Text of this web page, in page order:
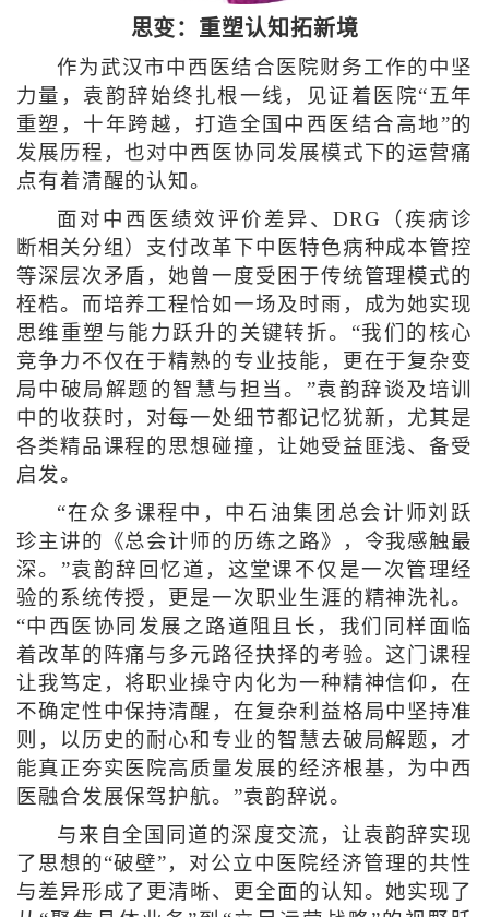
思变：重塑认知拓新境
作为武汉市中西医结合医院财务工作的中坚
力量，袁韵辞始终扎根一线，见证着医院“五年
重塑，十年跨越，打造全国中西医结合高地”的
发展历程，也对中西医协同发展模式下的运营痛
点有着清醒的认知。
面对中西医绩效评价差异、DRG（疾病诊
断相关分组）支付改革下中医特色病种成本管控
等深层次矛盾，她曾一度受困于传统管理模式的
桎梏。而培养工程恰如一场及时雨，成为她实现
思维重塑与能力跃升的关键转折。“我们的核心
竞争力不仅在于精熟的专业技能，更在于复杂变
局中破局解题的智慧与担当。”袁韵辞谈及培训
中的收获时，对每一处细节都记忆犹新，尤其是
各类精品课程的思想碰撞，让她受益匪浅、备受
启发。
“在众多课程中，中石油集团总会计师刘跃
珍主讲的《总会计师的历练之路》，令我感触最
深。”袁韵辞回忆道，这堂课不仅是一次管理经
验的系统传授，更是一次职业生涯的精神洗礼。
“中西医协同发展之路道阻且长，我们同样面临
着改革的阵痛与多元路径抉择的考验。这门课程
让我笃定，将职业操守内化为一种精神信仰，在
不确定性中保持清醒，在复杂利益格局中坚持准
则，以历史的耐心和专业的智慧去破局解题，才
能真正夯实医院高质量发展的经济根基，为中西
医融合发展保驾护航。”袁韵辞说。
与来自全国同道的深度交流，让袁韵辞实现
了思想的“破壁”，对公立中医院经济管理的共性
与差异形成了更清晰、更全面的认知。她实现了